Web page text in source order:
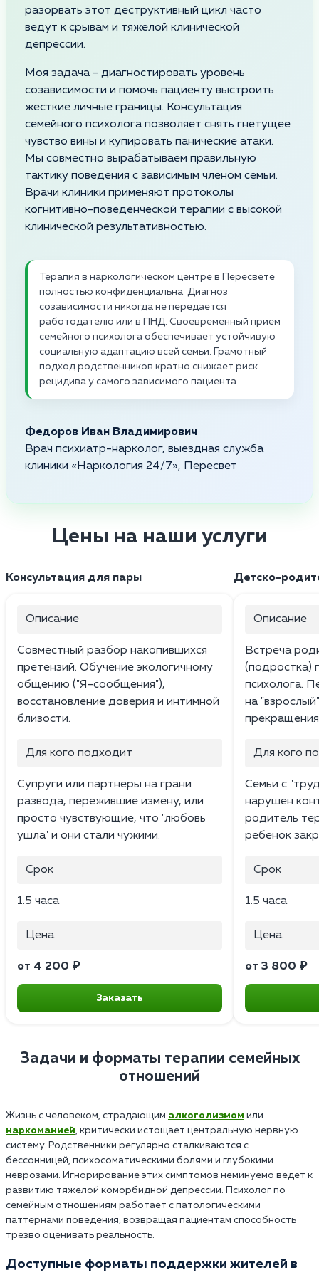
разорвать этот деструктивный цикл часто
ведут к срывам и тяжелой клинической
депрессии.
Моя задача - диагностировать уровень
созависимости и помочь пациенту выстроить
жесткие личные границы. Консультация
семейного психолога позволяет снять гнетущее
чувство вины и купировать панические атаки.
Мы совместно вырабатываем правильную
тактику поведения с зависимым членом семьи.
Врачи клиники применяют протоколы
когнитивно-поведенческой терапии с высокой
клинической результативностью.
Терапия в наркологическом центре в Пересвете
полностью конфиденциальна. Диагноз
созависимости никогда не передается
работодателю или в ПНД. Своевременный прием
семейного психолога обеспечивает устойчивую
социальную адаптацию всей семьи. Грамотный
подход родственников кратно снижает риск
рецидива у самого зависимого пациента
Федоров Иван Владимирович
Врач психиатр-нарколог, выездная служба
клиники «Наркология 24/7», Пересвет
Цены на наши услуги
Консультация для пары
Описание
Совместный разбор накопившихся
претензий. Обучение экологичному
общению ("Я-сообщения"),
восстановление доверия и интимной
близости.
Для кого подходит
Супруги или партнеры на грани
развода, пережившие измену, или
просто чувствующие, что "любовь
ушла" и они стали чужими.
Срок
1.5 часа
Цена
от 4 200 ₽
Заказать
Детско-
Описание
Встреча
(подростка)
психолога.
на
Для кого
Семьи с
нарушен
родитель
ребенок
Срок
1.5 часа
Цена
от 3 800 ₽
Задачи и форматы терапии семейных
отношений
Жизнь с человеком, страдающим алкоголизмом или
наркоманией, критически истощает центральную нервную
систему. Родственники регулярно сталкиваются с
бессонницей, психосоматическими болями и глубокими
неврозами. Игнорирование этих симптомов неминуемо ведет к
развитию тяжелой коморбидной депрессии. Психолог по
семейным отношениям работает с патологическими
паттернами поведения, возвращая пациентам способность
трезво оценивать реальность.
Доступные форматы поддержки жителей в